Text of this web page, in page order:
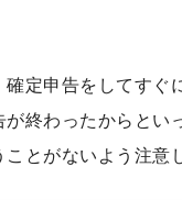
確定申告をしてすぐ
が終わったからとい
とがないよう注意